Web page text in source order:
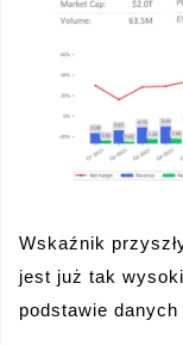
Wskaźnik
jest już tak
podstawie